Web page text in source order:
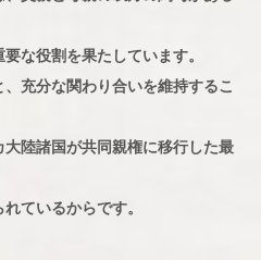
な役割を果たしています。
充分な関わり合いを維持するこ
陸諸国が共同親権に移行した最
ているからです。